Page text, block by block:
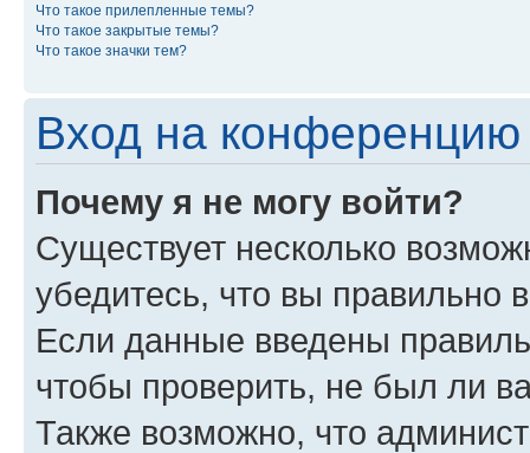
Что такое прилепленные темы?
Что такое закрытые темы?
Что такое значки тем?
Вход на конференцию
Почему я не могу войти?
Существует несколько
убедитесь, что вы правильно
Если данные введены
чтобы проверить, не был ли
Также возможно, что